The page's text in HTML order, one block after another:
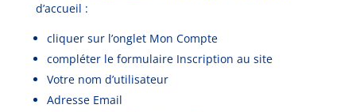
d’accueil :
cliquer sur l’onglet Mon Compte
compléter le formulaire Inscription au site
Votre nom d’utilisateur
Adresse Email